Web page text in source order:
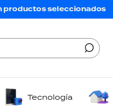
productos seleccionados
Tecnología